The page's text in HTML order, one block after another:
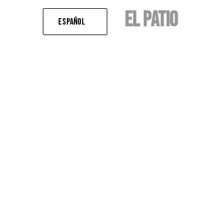
Español EL PATIO